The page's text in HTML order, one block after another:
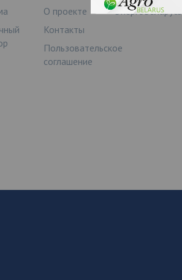
О проекте
Контакты
Пользовательское
соглашение
ЭнергоБеларусь